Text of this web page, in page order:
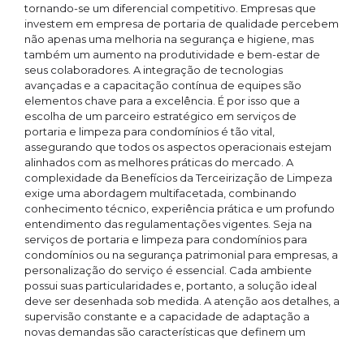
tornando-se um diferencial competitivo. Empresas que
investem em empresa de portaria de qualidade percebem
não apenas uma melhoria na segurança e higiene, mas
também um aumento na produtividade e bem-estar de
seus colaboradores. A integração de tecnologias
avançadas e a capacitação contínua de equipes são
elementos chave para a excelência. É por isso que a
escolha de um parceiro estratégico em serviços de
portaria e limpeza para condomínios é tão vital,
assegurando que todos os aspectos operacionais estejam
alinhados com as melhores práticas do mercado. A
complexidade da Benefícios da Terceirização de Limpeza
exige uma abordagem multifacetada, combinando
conhecimento técnico, experiência prática e um profundo
entendimento das regulamentações vigentes. Seja na
serviços de portaria e limpeza para condomínios para
condomínios ou na segurança patrimonial para empresas, a
personalização do serviço é essencial. Cada ambiente
possui suas particularidades e, portanto, a solução ideal
deve ser desenhada sob medida. A atenção aos detalhes, a
supervisão constante e a capacidade de adaptação a
novas demandas são características que definem um